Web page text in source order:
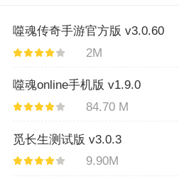
噬魂传奇手游官方版 v3.0.60
2M
噬魂online手机版 v1.9.0
84.70 M
觅长生测试版 v3.0.3
9.90M